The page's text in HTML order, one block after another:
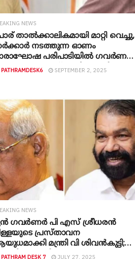
NEWS
താല്‍ക്കാലികമായി മാറ്റി വെച്ചു,
നടത്തുന്ന ഓണം
പരിപാടിയില്‍ ഗവര്‍ണര്‍
; രാജ്ഭവനിലെത്തി
PATHRAMDESK6 SEPTEMBER 2, 2025
NEWS
ഗവർണർ പി എസ് ശ്രീധരൻ
പ്രസ്താവന
മന്ത്രി വി ശിവൻകുട്ടി;
മാനിക്കാൻ ഗവർണർ
PATHRAM DESK 7 JULY 27, 2025